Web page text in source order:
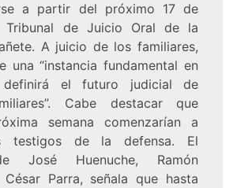
a partir del próximo 17 de
de Juicio Oral de la
A juicio de los familiares,
una “instancia fundamental en
el futuro judicial de
Cabe destacar que
semana comenzarían a
testigos de la defensa. El
José Huenuche, Ramón
Parra, señala que hasta